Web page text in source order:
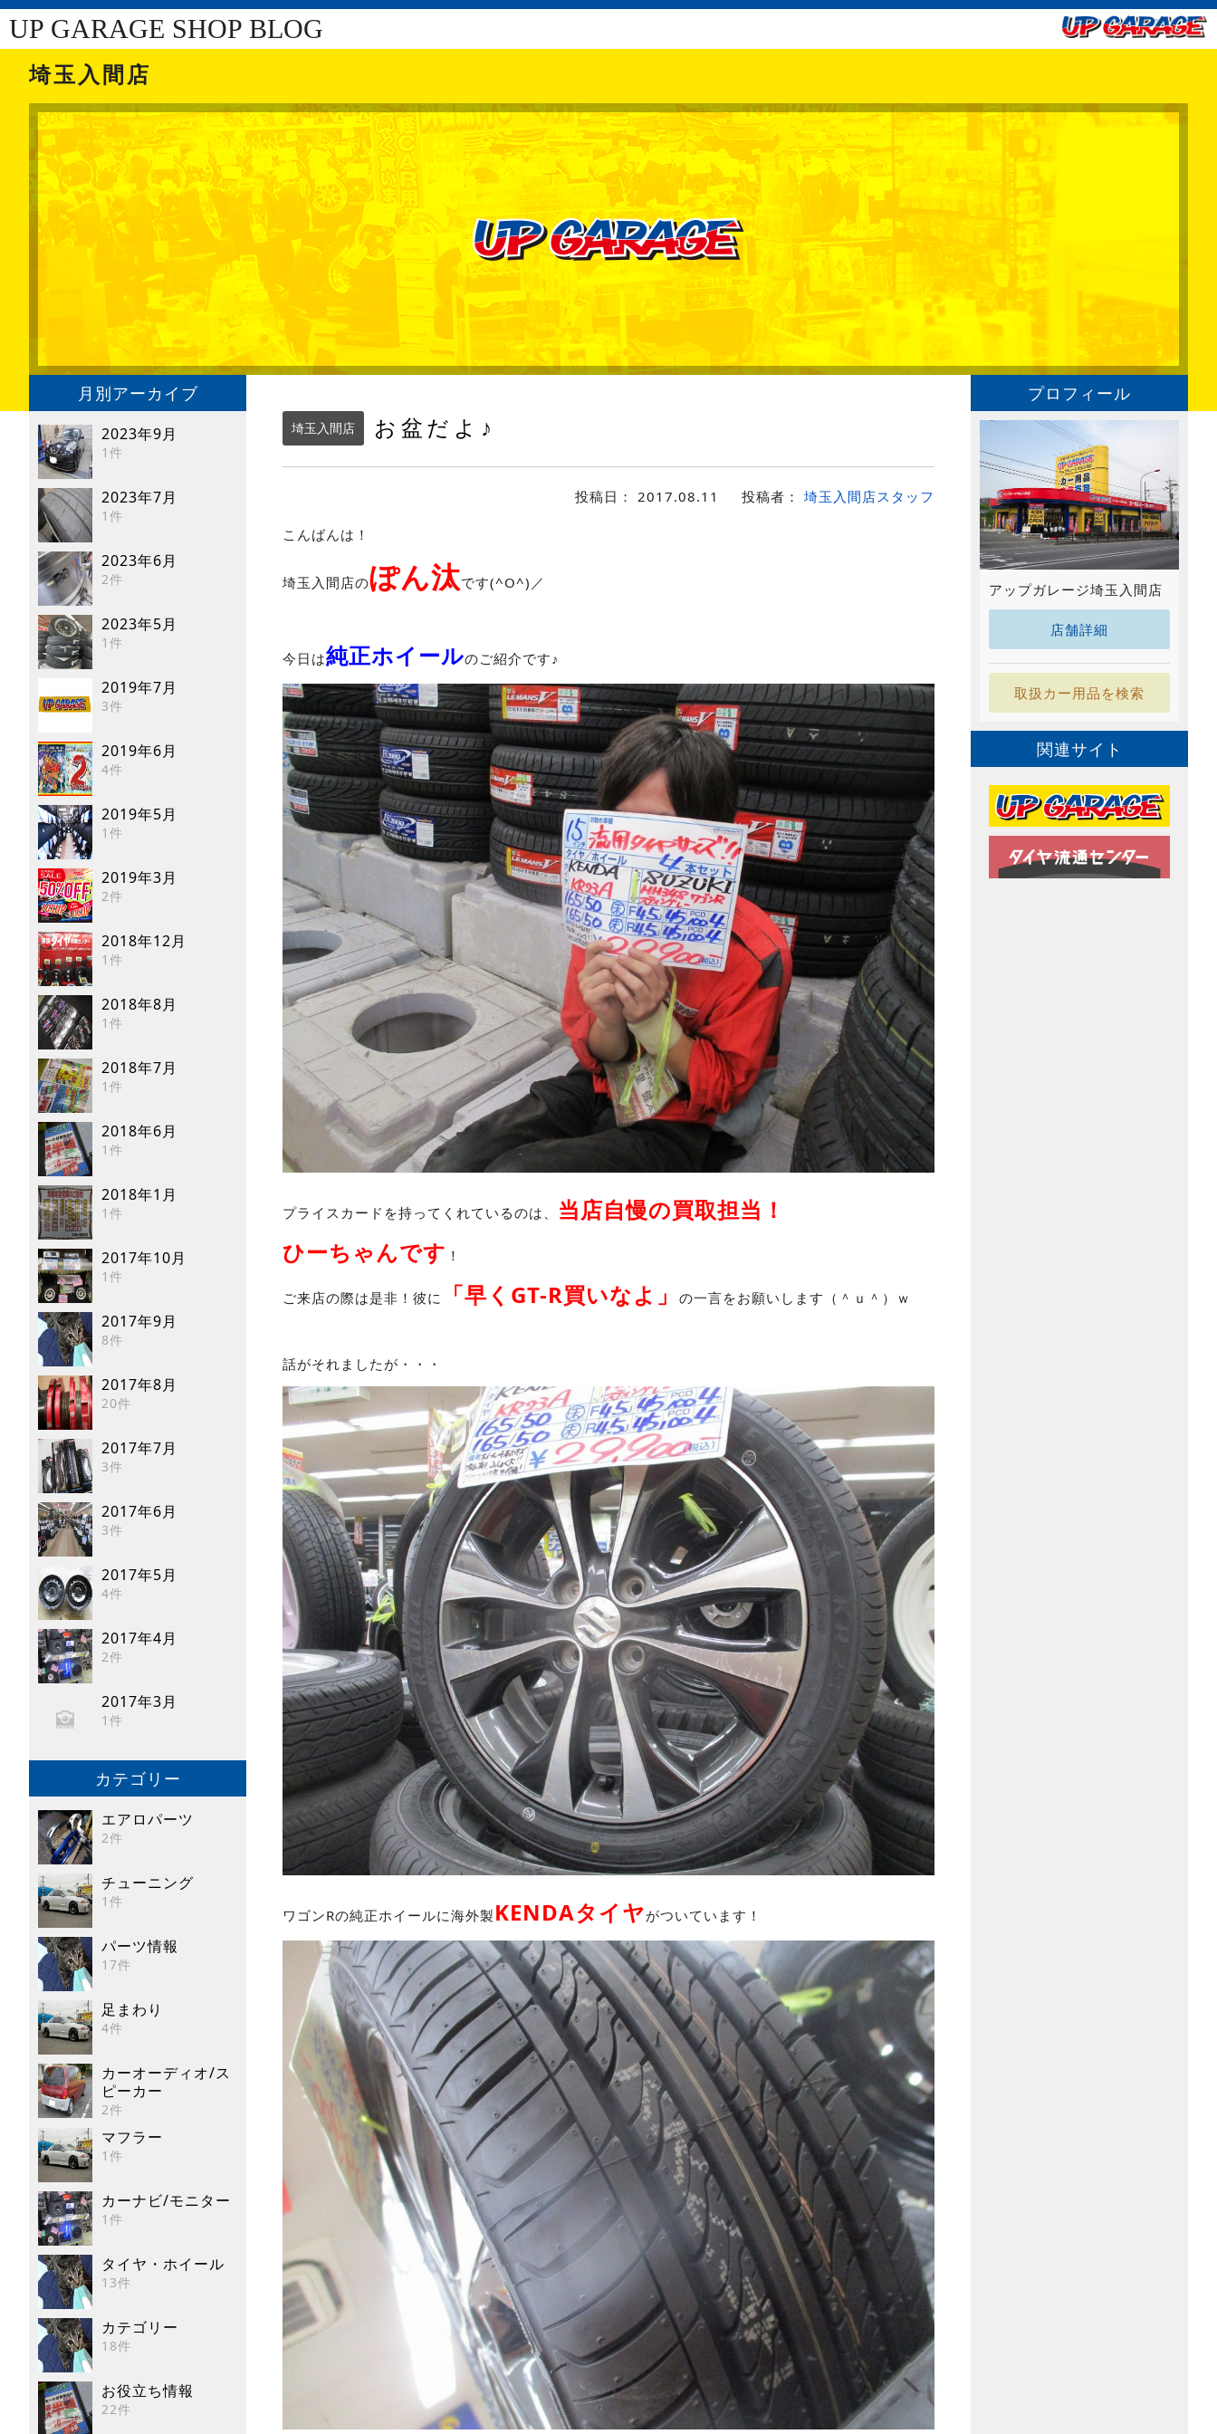
UP GARAGE SHOP BLOG
埼玉入間店
月別アーカイブ
2023年9月
1件
2023年7月
1件
2023年6月
2件
2023年5月
1件
2019年7月
3件
2019年6月
4件
2019年5月
1件
2019年3月
2件
2018年12月
1件
2018年8月
1件
2018年7月
1件
2018年6月
1件
2018年1月
1件
2017年10月
1件
2017年9月
8件
2017年8月
20件
2017年7月
3件
2017年6月
3件
2017年5月
4件
2017年4月
2件
2017年3月
1件
カテゴリー
エアロパーツ
2件
チューニング
1件
パーツ情報
17件
足まわり
4件
カーオーディオ/ス
ピーカー
2件
マフラー
1件
カーナビ/モニター
1件
タイヤ・ホイール
13件
カテゴリー
18件
お役立ち情報
22件
埼玉入間店 お盆だよ♪
投稿日： 2017.08.11 投稿者： 埼玉入間店スタッフ
こんばんは！
埼玉入間店のぽん汰です(^O^)／
今日は純正ホイールのご紹介です♪
プライスカードを持ってくれているのは、 当店自慢の買取担当！
ひーちゃんです ！
ご来店の際は是非！彼に 「早くGT-R買いなよ」 の一言をお願いします（＾ｕ＾）ｗ
話がそれましたが・・・
ワゴンRの純正ホイールに海外製 KENDAタイヤがついています！
プロフィール
アップガレージ埼玉入間店
店舗詳細
取扱カー用品を検索
関連サイト